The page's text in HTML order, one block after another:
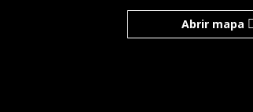
Abrir mapa